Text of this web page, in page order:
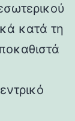
κατά τη